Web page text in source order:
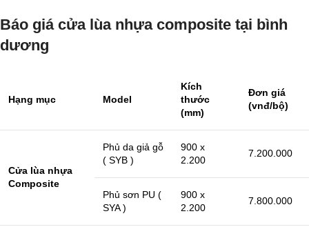
Báo giá cửa lùa nhựa composite tại bình
dương
Hạng mục Model
Kích
thước
(mm)
Đơn giá
(vnđ/bộ)
Cửa lùa nhựa
Composite
Phủ da giả gỗ
( SYB )
900 x
2.200
7.200.000
Phủ sơn PU (
SYA )
900 x
2.200
7.800.000